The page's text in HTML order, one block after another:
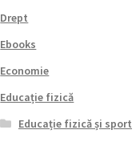
Drept
Ebooks
Economie
Educație fizică
Educație fizică și sport